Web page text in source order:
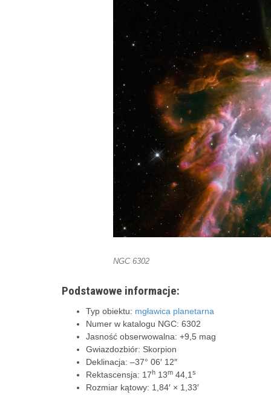
NGC 6302
Podstawowe informacje:
Typ obiektu: mgławica planetarna
Numer w katalogu NGC: 6302
Jasność obserwowalna: +9,5 mag
Gwiazdozbiór: Skorpion
Deklinacja: –37° 06′ 12″
Rektascensja: 17h 13m 44,1 s
Rozmiar kątowy: 1,84′ × 1,33′